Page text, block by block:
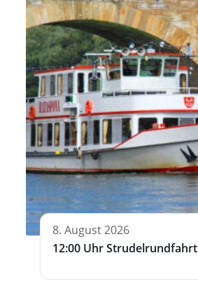
8. August 2026
12:00 Uhr Strudelrundfahrt